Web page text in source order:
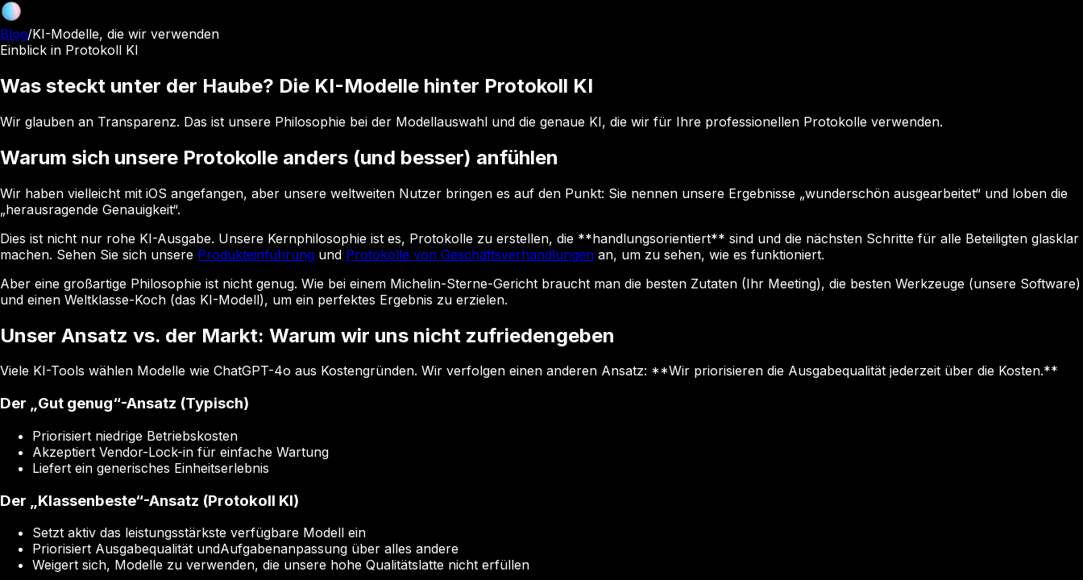
Blog/KI-Modelle, die wir verwenden
Einblick in Protokoll KI
Was steckt unter der Haube? Die KI-Modelle hinter Protokoll KI
Wir glauben an Transparenz. Das ist unsere Philosophie bei der Modellauswahl und die genaue KI, die wir für Ihre professionellen Protokolle verwenden.
Warum sich unsere Protokolle anders (und besser) anfühlen
Wir haben vielleicht mit iOS angefangen, aber unsere weltweiten Nutzer bringen es auf den Punkt: Sie nennen unsere Ergebnisse „wunderschön ausgearbeitet“ und loben die
„herausragende Genauigkeit“.
Dies ist nicht nur rohe KI-Ausgabe. Unsere Kernphilosophie ist es, Protokolle zu erstellen, die **handlungsorientiert** sind und die nächsten Schritte für alle Beteiligten glasklar
machen. Sehen Sie sich unsere Produkteinführung und Protokolle von Geschäftsverhandlungen an, um zu sehen, wie es funktioniert.
Aber eine großartige Philosophie ist nicht genug. Wie bei einem Michelin-Sterne-Gericht braucht man die besten Zutaten (Ihr Meeting), die besten Werkzeuge (unsere Software)
und einen Weltklasse-Koch (das KI-Modell), um ein perfektes Ergebnis zu erzielen.
Unser Ansatz vs. der Markt: Warum wir uns nicht zufriedengeben
Viele KI-Tools wählen Modelle wie ChatGPT-4o aus Kostengründen. Wir verfolgen einen anderen Ansatz: **Wir priorisieren die Ausgabequalität jederzeit über die Kosten.**
Der „Gut genug“-Ansatz (Typisch)
Priorisiert niedrige Betriebskosten
Akzeptiert Vendor-Lock-in für einfache Wartung
Liefert ein generisches Einheitserlebnis
Der „Klassenbeste“-Ansatz (Protokoll KI)
Setzt aktiv das leistungsstärkste verfügbare Modell ein
Priorisiert Ausgabequalität undAufgabenanpassung über alles andere
Weigert sich, Modelle zu verwenden, die unsere hohe Qualitätslatte nicht erfüllen